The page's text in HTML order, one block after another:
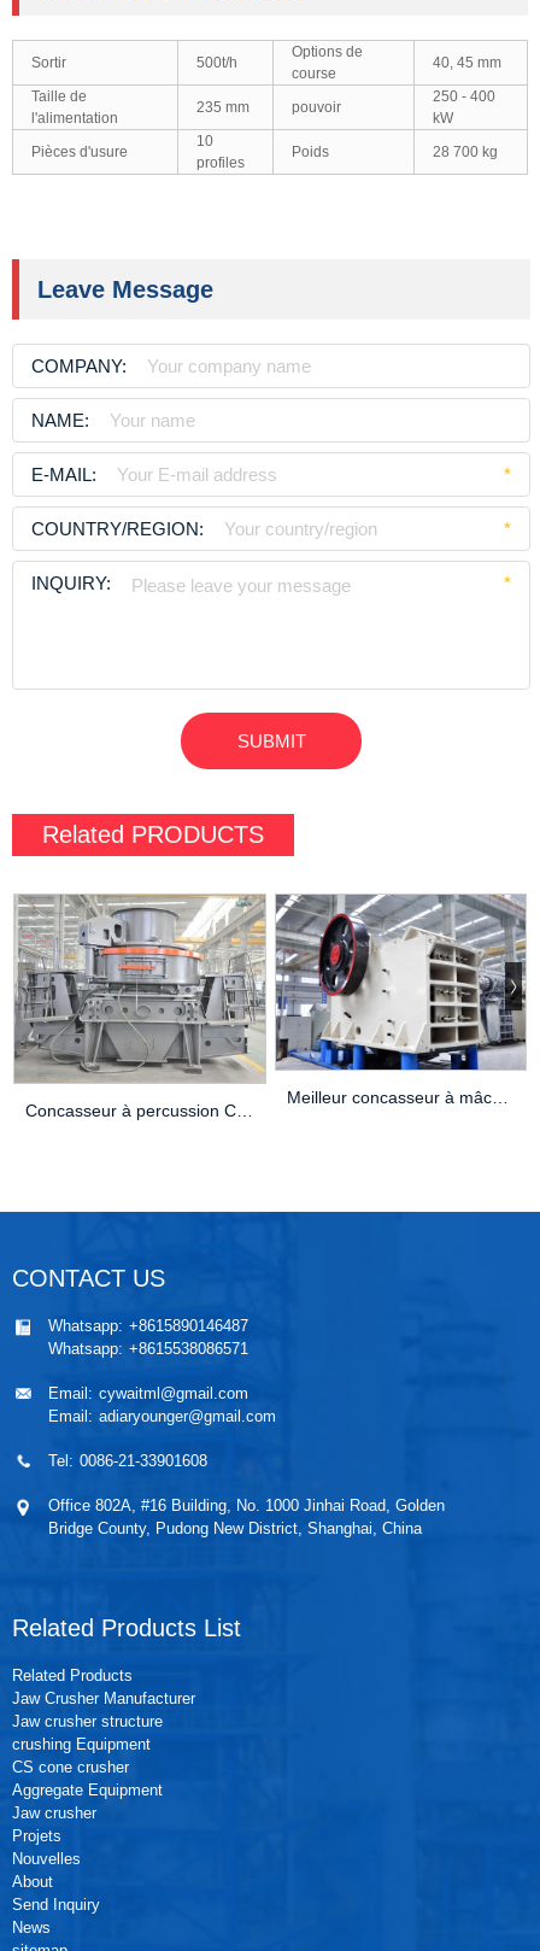
Sortir 500t/h
Options de
course
40, 45 mm
Taille de
l'alimentation
235 mm pouvoir
250 - 400
kW
Pièces d'usure
10
profiles
Poids 28 700 kg
Leave Message
COMPANY:
NAME:
E-MAIL: *
COUNTRY/REGION: *
INQUIRY: *
Related PRODUCTS
Meilleur concasseur à mâchoires pour granit : meilleurs choix et guide d’achat (2025)
CONTACT US
Whatsapp: +8615890146487
Whatsapp: +8615538086571
Email: cywaitml@gmail.com
Email: adiaryounger@gmail.com
Tel: 0086-21-33901608
Office 802A, #16 Building, No. 1000 Jinhai Road, Golden
Bridge County, Pudong New District, Shanghai, China
Related Products List
Related Products
Jaw Crusher Manufacturer
Jaw crusher structure
crushing Equipment
CS cone crusher
Aggregate Equipment
Jaw crusher
Projets
Nouvelles
About
Send Inquiry
News